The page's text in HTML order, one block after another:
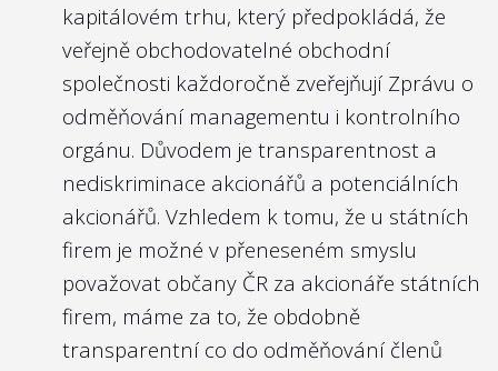
kapitálovém trhu, který předpokládá, že
veřejně obchodovatelné obchodní
společnosti každoročně zveřejňují Zprávu o
odměňování managementu i kontrolního
orgánu. Důvodem je transparentnost a
nediskriminace akcionářů a potenciálních
akcionářů. Vzhledem k tomu, že u státních
firem je možné v přeneseném smyslu
považovat občany ČR za akcionáře státních
firem, máme za to, že obdobně
transparentní co do odměňování členů